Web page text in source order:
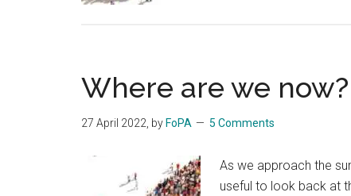
Where are we now?
27 April 2022 , by FoPA 5 Comments
As we approach the
useful to look back at